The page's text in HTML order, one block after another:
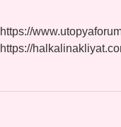
https://
https://